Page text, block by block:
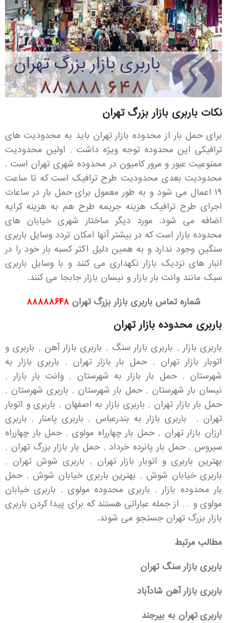
نکات باربری بازار بزرگ تهران
برای حمل بار از محدوده بازار تهران باید به محدودیت های
ترافیکی این محدوده توجه ویژه داشت , اولین محدودیت
ممنوعیت عبور و مرور کامیون در محدوده شهری تهران است .
محدودیت بعدی محدودیت طرح ترافیک است که تا ساعت
۱۹ اعمال می شود و به طور معمول برای حمل بار در ساعات
اجرای طرح ترافیک هزینه جریمه طرح هم به هزینه کرایه
اضافه می شود. مورد دیگر ساختار شهری خیابان های
محدوده بازار است که در بیشتر آنها امکان تردد وسایل باربری
سنگین وجود ندارد و به همین دلیل اکثر کسبه بار خود را در
انبار های نزدیک بازار نکهداری می کنند و با وسایل باربری
سبک مانند وانت بار بازار و نیسان بازار جابجا می کنند.
شماره تماس باربری بازار بزرگ تهران ۸۸۸۸۸۶۴۸
باربری محدوده بازار تهران
باربری بازار , باربری بازار سنگ , باربری بازار آهن , باربری و
اتوبار بازار تهران , حمل بار بازار تهران , باربری بازار به
شهرستان , حمل بار بازار به شهرستان , وانت بار بازار ,
نیسان بار شهرستان , حمل بار شهرستان , باربری شهرستان ,
حمل بار بازار تهران , باربری بازار به اصفهان , باربری و اتوبار
تهران , باربری بازار به بندرعباس , باربری پامنار , باربری
ارزان بازار تهران , حمل بار چهارراه مولوی , حمل بار چهارراه
سیروس , حمل بار پانرده خرداد , حمل بار بازار بزرگ تهران ,
بهترین باربری و اتوبار بازار تهران , باربری شوش تهران ,
باربری خیابان شوش , بهترین باربری خیابان شوش , حمل
بار محدوده بازار , باربری محدوده مولوی , باربری خیابان
مولوی و … از جمله عباراتی هستند که برای پیدا کردن باربری
بازار بزرگ تهران جستجو می شوند.
مطالب مرتبط
باربری بازار سنگ تهران
باربری بازار آهن شادآباد
باربری تهران به بیرجند